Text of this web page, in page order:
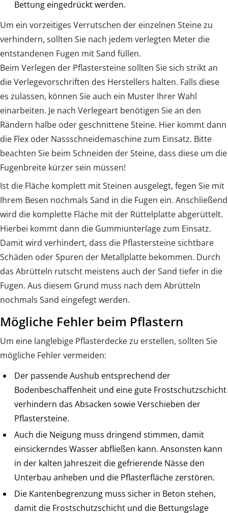
Bettung eingedrückt werden.
Um ein vorzeitiges Verrutschen der einzelnen Steine zu
verhindern, sollten Sie nach jedem verlegten Meter die
entstandenen Fugen mit Sand füllen.
Beim Verlegen der Pflastersteine sollten Sie sich strikt an
die Verlegevorschriften des Herstellers halten. Falls diese
es zulassen, können Sie auch ein Muster Ihrer Wahl
einarbeiten. Je nach Verlegeart benötigen Sie an den
Rändern halbe oder geschnittene Steine. Hier kommt dann
die Flex oder Nassschneidemaschine zum Einsatz. Bitte
beachten Sie beim Schneiden der Steine, dass diese um die
Fugenbreite kürzer sein müssen!
Ist die Fläche komplett mit Steinen ausgelegt, fegen Sie mit
Ihrem Besen nochmals Sand in die Fugen ein. Anschließend
wird die komplette Fläche mit der Rüttelplatte abgerüttelt.
Hierbei kommt dann die Gummiunterlage zum Einsatz.
Damit wird verhindert, dass die Pflastersteine sichtbare
Schäden oder Spuren der Metallplatte bekommen. Durch
das Abrütteln rutscht meistens auch der Sand tiefer in die
Fugen. Aus diesem Grund muss nach dem Abrütteln
nochmals Sand eingefegt werden.
Mögliche Fehler beim Pflastern
Um eine langlebige Pflasterdecke zu erstellen, sollten Sie
mögliche Fehler vermeiden:
Der passende Aushub entsprechend der
Bodenbeschaffenheit und eine gute Frostschutzschicht
verhindern das Absacken sowie Verschieben der
Pflastersteine.
Auch die Neigung muss dringend stimmen, damit
einsickerndes Wasser abfließen kann. Ansonsten kann
in der kalten Jahreszeit die gefrierende Nässe den
Unterbau anheben und die Pflasterfläche zerstören.
Die Kantenbegrenzung muss sicher in Beton stehen,
damit die Frostschutzschicht und die Bettungslage